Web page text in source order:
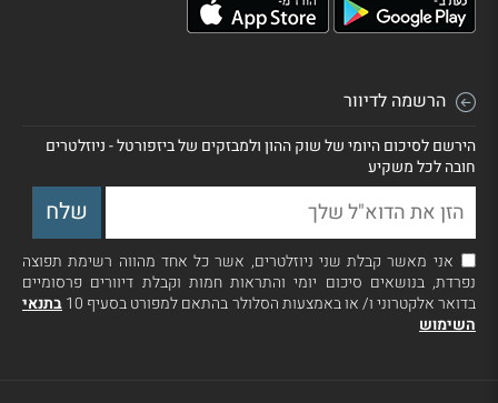
הרשמה לדיוור
הירשם לסיכום היומי של שוק ההון ולמבזקים של ביזפורטל - ניוזלטרים
חובה לכל משקיע
אני מאשר קבלת שני ניוזלטרים, אשר כל אחד מהווה רשימת תפוצה
נפרדת, בנושאים סיכום יומי והתראות חמות וקבלת דיוורים פרסומיים
בדואר אלקטרוני ו/ או באמצעות הסלולר בהתאם למפורט בסעיף 10
בתנאי
השימוש